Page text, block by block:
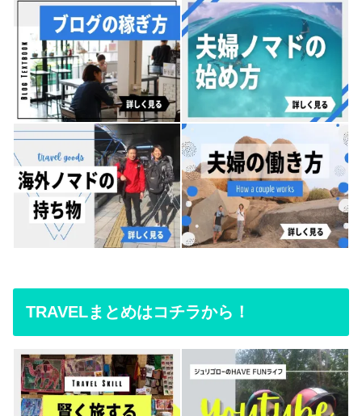
TRAVELまとめはコチラから！